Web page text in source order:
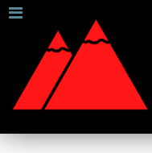
W celu zapewnienia
strona
Jeśli korzystasz z naszej
używanie naszych